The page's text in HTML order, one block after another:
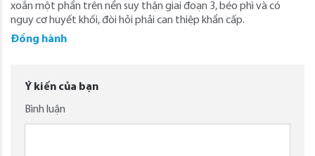
xoắn một phần trên nền suy thận giai đoạn 3, béo phì và có
nguy cơ huyết khối, đòi hỏi phải can thiệp khẩn cấp.
Đồng hành
Ý kiến của bạn
Bình luận